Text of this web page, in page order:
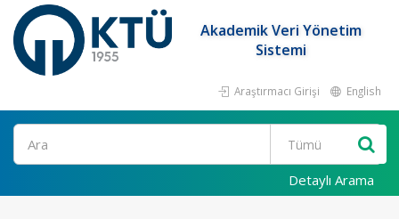
Akademik Veri Yönetim
Sistemi
Araştırmacı Girişi English
Ara
Detaylı Arama